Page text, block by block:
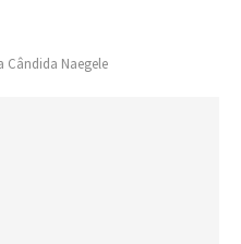
Cândida Naegele